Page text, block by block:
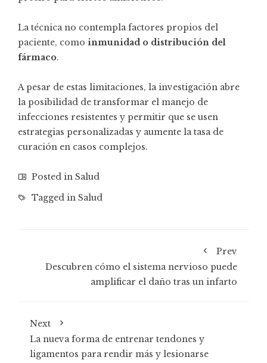
La técnica no contempla factores propios del
paciente, como inmunidad o distribución del
fármaco.
A pesar de estas limitaciones, la investigación abre
la posibilidad de transformar el manejo de
infecciones resistentes y permitir que se usen
estrategias personalizadas y aumente la tasa de
curación en casos complejos.
Posted in Salud
Tagged in Salud
Prev
Descubren cómo el sistema nervioso puede
amplificar el daño tras un infarto
Next
La nueva forma de entrenar tendones y
ligamentos para rendir más y lesionarse